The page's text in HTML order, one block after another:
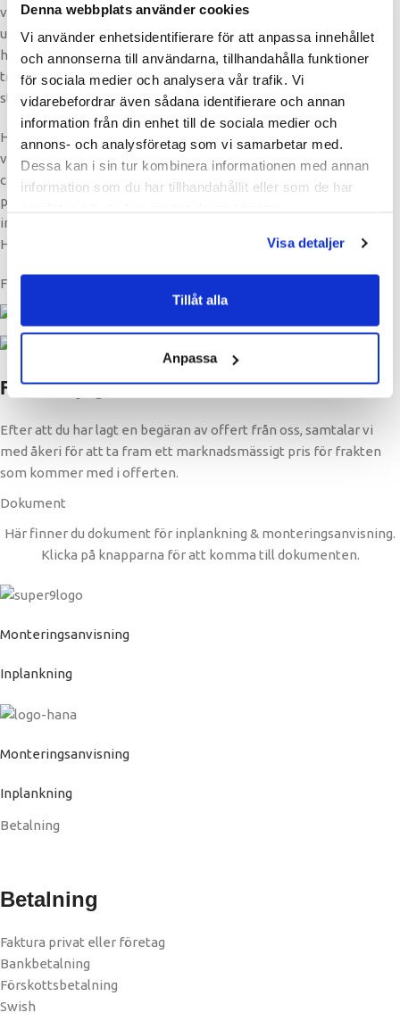
Denna webbplats använder cookies
Vi använder enhetsidentifierare för att anpassa innehållet
och annonserna till användarna, tillhandahålla funktioner
för sociala medier och analysera vår trafik. Vi
vidarebefordrar även sådana identifierare och annan
information från din enhet till de sociala medier och
annons- och analysföretag som vi samarbetar med.
Dessa kan i sin tur kombinera informationen med annan
information som du har tillhandahållit eller som de har
Visa detaljer
Tillåt alla
Anpassa
vilket eliminerar ett monteringsmoment. Stålplanken är
utrustade med integrerade handtag för enklare och säkrare
hantering, utan att påverka stapelbarheten eller
transportlösningen. Det här är genomtänkt, professionell
ställningsteknik som är byggd för verkligheten.
HANA används idag av ställningsföretag och byggentreprenörer
världen över och passar dig som söker ett snabbt, säkert och
certifierat ställningssystem med hög ergonomi och bevisad
prestanda. Oavsett om du arbetar med fasadrenovering,
industrimontage, brobygge eller tillfälliga arbetsplattformar, är
HANA ett system du kan lita på i varje steg.
Frakt
Fraktmöjligheter
Efter att du har lagt en begäran av offert från oss, samtalar vi
med åkeri för att ta fram ett marknadsmässigt pris för frakten
som kommer med i offerten.
Dokument
Här finner du dokument för inplankning & monteringsanvisning.
Klicka på knapparna för att komma till dokumenten.
Monteringsanvisning
Inplankning
Monteringsanvisning
Inplankning
Betalning
Betalning
Faktura privat eller företag
Bankbetalning
Förskottsbetalning
Swish